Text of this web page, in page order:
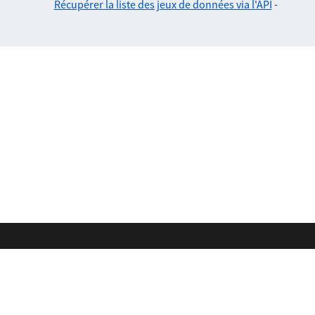
Récupérer la liste des jeux de données via l'API -